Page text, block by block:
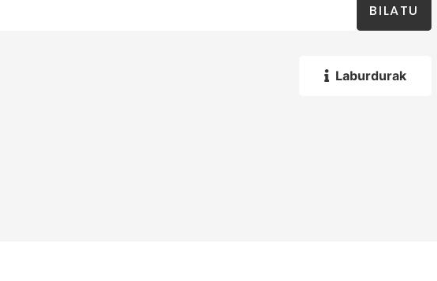
BILATU
Laburdurak